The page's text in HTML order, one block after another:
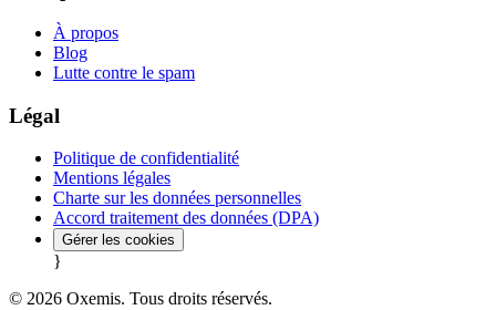
À propos
Blog
Lutte contre le spam
Légal
Politique de confidentialité
Mentions légales
Charte sur les données personnelles
Accord traitement des données (DPA)
Gérer les cookies
}
© 2026 Oxemis. Tous droits réservés.